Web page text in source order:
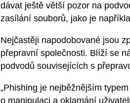
dávat ještě větší pozor na
zasílání souborů, jako je
Nejčastěji napodobované jsou
přepravní společnosti. Blíží se
podvodů souvisejících s
„Phishing je nejběžnějším
o manipulaci a oklamání